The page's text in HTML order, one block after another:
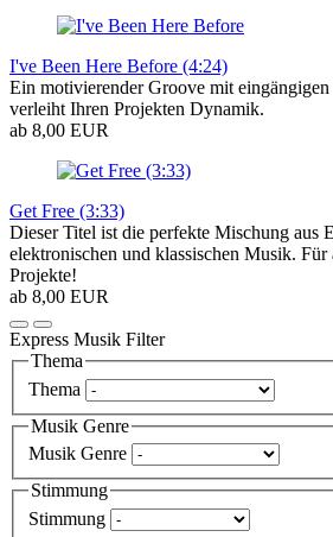
I've Been Here Before (4:24)
Ein motivierender Groove mit
verleiht Ihren Projekten Dynamik.
ab 8,00 EUR
Get Free (3:33)
Dieser Titel ist die perfekte Mischung aus
elektronischen und klassischen Musik.
Projekte!
ab 8,00 EUR
Express Musik Filter
Thema
Thema
Musik Genre
Musik Genre
Stimmung
Stimmung